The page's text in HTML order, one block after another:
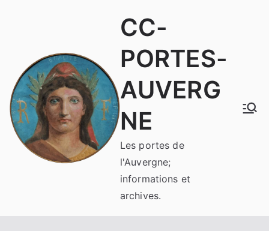
CC-
PORTES-
AUVERG
NE
Les portes de
l'Auvergne;
informations et
archives.